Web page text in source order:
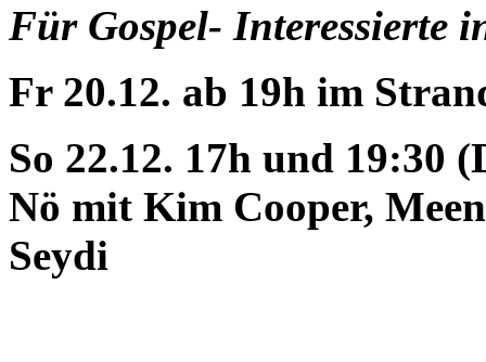
Für Gospel- Interessierte
Fr 20.12. ab 19h im
So 22.12. 17h und 19:30
Nö mit Kim Cooper,
Seydi